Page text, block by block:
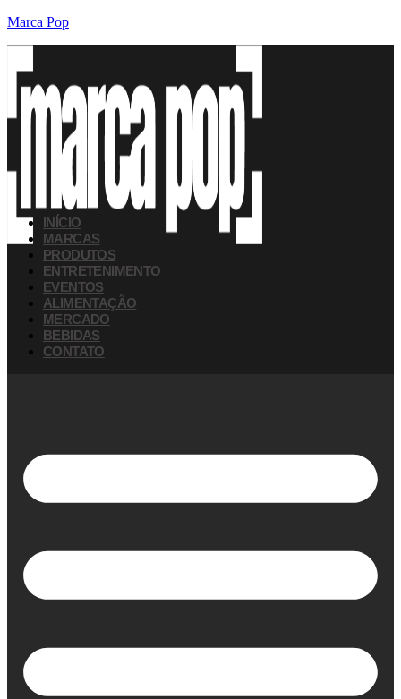
Marca Pop
INÍCIO
MARCAS
PRODUTOS
ENTRETENIMENTO
EVENTOS
ALIMENTAÇÃO
MERCADO
BEBIDAS
CONTATO